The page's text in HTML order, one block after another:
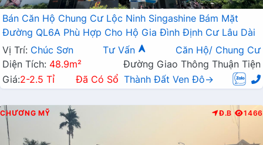
Bán Căn Hộ Chung Cư Lộc Ninh Singashine Bám Mặt
Đường QL6A Phù Hợp Cho Hộ Gia Đình Định Cư Lâu Dài
Vị Trí: Chúc Sơn Tư Vấn
Căn Hộ/ Chung Cư
Diện Tích: 48.9m²
Đường Giao Thông Thuận Tiện
Giá:2-2.5 Tỉ Đã Có Sổ Thành Đất Ven Đô→
CHƯƠNG MỸ Đ.B 1466